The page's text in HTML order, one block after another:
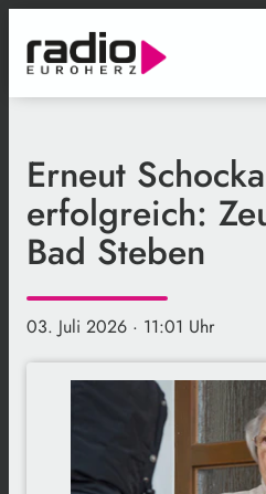
Erneut
erfolgreich:
Bad Steben
03. Juli 2026 · 11:01 Uhr